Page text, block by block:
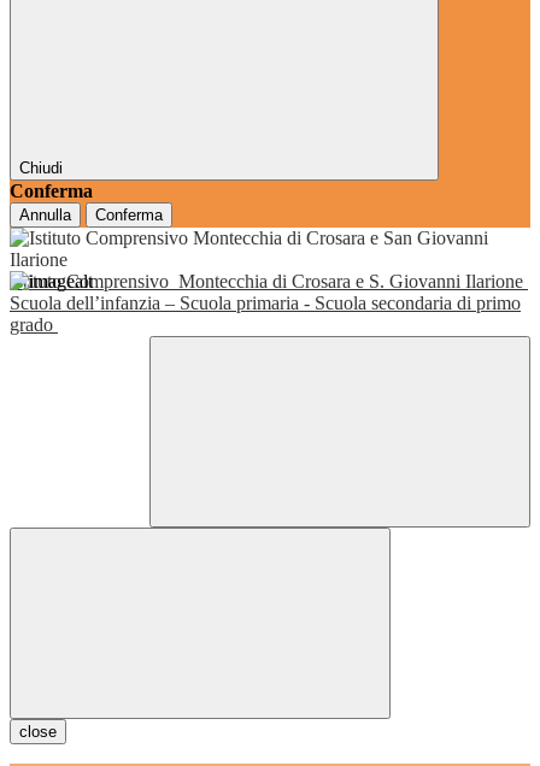
Chiudi
Conferma
Annulla Conferma
Istituto Comprensivo Montecchia di Crosara e S. Giovanni Ilarione
Scuola dell’infanzia – Scuola primaria - Scuola secondaria di primo
grado
close